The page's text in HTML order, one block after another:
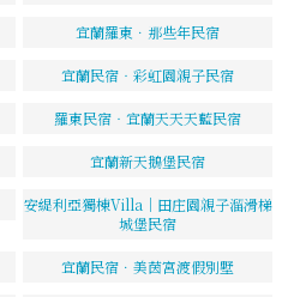
宜蘭羅東．那些年民宿
宜蘭民宿‧彩虹園親子民宿
羅東民宿‧宜蘭天天天藍民宿
宜蘭新天鵝堡民宿
安緹利亞獨棟Villa｜田庄園親子溜滑梯
城堡民宿
宜蘭民宿．美茵宮渡假別墅